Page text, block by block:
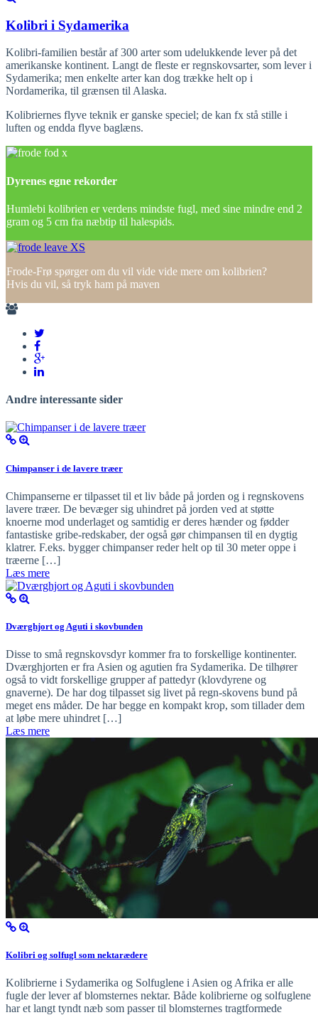
Kolibri i Sydamerika
Kolibri-familien består af 300 arter som udelukkende lever på det
amerikanske kontinent. Langt de fleste er regnskovsarter, som lever i
Sydamerika; men enkelte arter kan dog trække helt op i
Nordamerika, til grænsen til Alaska.
Kolibriernes flyve teknik er ganske speciel; de kan fx stå stille i
luften og endda flyve baglæns.
Dyrenes egne rekorder
Humlebi kolibrien er verdens mindste fugl, med sine mindre end 2
gram og 5 cm fra næbtip til halespids.
Frode-Frø spørger om du vil vide vide mere om kolibrien?
Hvis du vil, så tryk ham på maven
Andre interessante sider
Chimpanser i de lavere træer
Chimpanserne er tilpasset til et liv både på jorden og i regnskovens
lavere træer. De bevæger sig uhindret på jorden ved at støtte
knoerne mod underlaget og samtidig er deres hænder og fødder
fantastiske gribe-redskaber, der også gør chimpansen til en dygtig
klatrer. F.eks. bygger chimpanser reder helt op til 30 meter oppe i
træerne […]
Læs mere
Dværghjort og Aguti i skovbunden
Disse to små regnskovsdyr kommer fra to forskellige kontinenter.
Dværghjorten er fra Asien og agutien fra Sydamerika. De tilhører
også to vidt forskellige grupper af pattedyr (klovdyrene og
gnaverne). De har dog tilpasset sig livet på regn-skovens bund på
meget ens måder. De har begge en kompakt krop, som tillader dem
at løbe mere uhindret […]
Læs mere
Kolibri og solfugl som nektarædere
Kolibrierne i Sydamerika og Solfuglene i Asien og Afrika er alle
fugle der lever af blomsternes nektar. Både kolibrierne og solfuglene
har et langt tyndt næb som passer til blomsternes tragtformede